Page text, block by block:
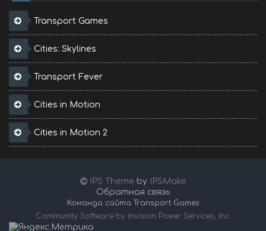
Transport Games
Cities: Skylines
Transport Fever
Cities in Motion
Cities in Motion 2
IPS Theme by
IPSMake
Обратная связь
Команда сайта Transport Games
Community Software by Invision Power Services, Inc.